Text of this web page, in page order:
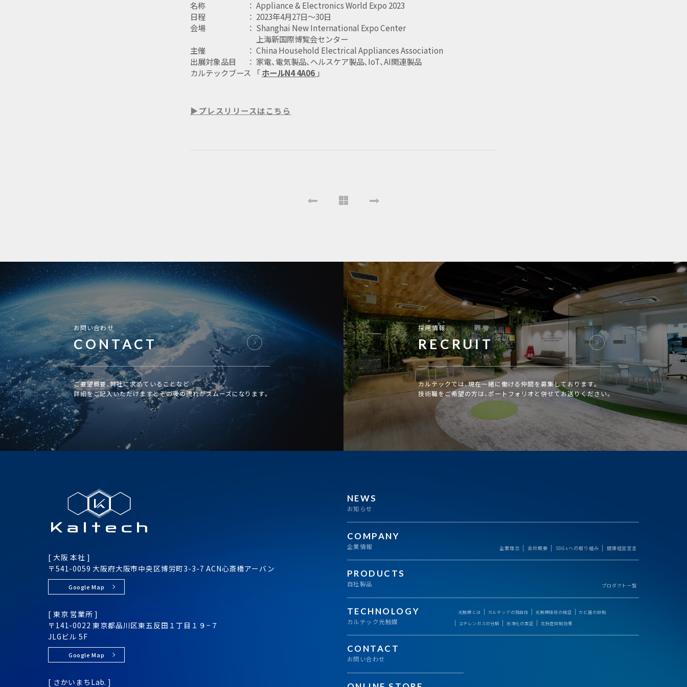
名称 ： Appliance & Electronics World Expo 2023
日程
： 2023年4月27日～30日
会場
： Shanghai New International Expo Center
上海新国際博覧会センター
主催
： China Household Electrical Appliances Association
出展対象品目
： 家電、電気製品、ヘルスケア製品、IoT、AI関連製品
カルテックブース
「ホールN4 4A06 」
▶プレスリリースはこちら
お問い合わせ
CONTACT
ご要望概要、弊社に求めていることなど
詳細をご記入いただけますとその後の流れがスムーズになります。
採用情報
RECRUIT
カルテックでは、現在一緒に働ける仲間を募集しております。
技術職をご希望の方は、ポートフォリオと併せてお送りください。
[ 大阪 本社 ]
〒541-0059 大阪府大阪市中央区博労町3-3-7 ACN心斎橋アーバン
Google Map
[ 東京 営業所 ]
〒141-0022 東京都品川区東五反田１丁目１９−７
JLGビル 5F
Google Map
[ さかいまちLab. ]
NEWS
お知らせ
COMPANY
企業情報 企業理念 会社概要 SDGsへの取り組み 健康経営宣言
PRODUCTS
自社製品 プロダクト一覧
TECHNOLOGY
カルテック光触媒
光触媒とは カルテックの独自性 光触媒技術の検証
カビ菌の抑制
エチレンガスの分解
水浄化の実証 花粉症抑制効果
CONTACT
お問い合わせ